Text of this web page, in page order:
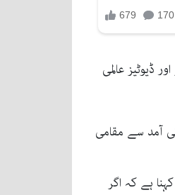
ڈیوٹیز عالمی
آمد سے مقامی
ہے کہ اگر